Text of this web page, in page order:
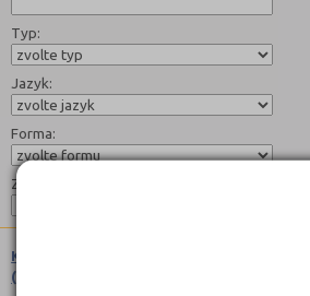
Typ:
Jazyk:
Forma:
Zaměření:
Krizové řízení a bezpečnost a ochrana
(6843N12)